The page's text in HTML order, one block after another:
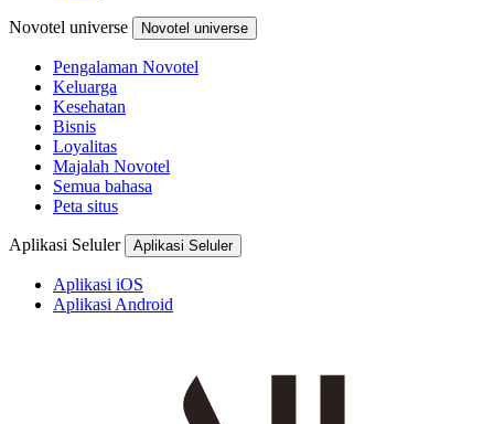
Novotel universe Novotel universe
Pengalaman Novotel
Keluarga
Kesehatan
Bisnis
Loyalitas
Majalah Novotel
Semua bahasa
Peta situs
Aplikasi Seluler Aplikasi Seluler
Aplikasi iOS
Aplikasi Android